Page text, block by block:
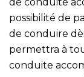
possibilité de
de conduire
permettra à
conduite